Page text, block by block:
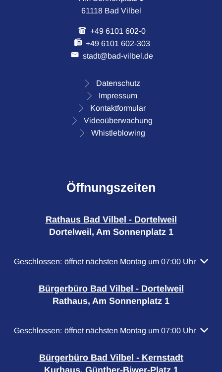
61118 Bad Vilbel
+49 6101 602-0
+49 6101 602-303
stadt@bad-vilbel.de
Datenschutz
Impressum
Kontaktformular
Videoüberwachung
Whistleblowing
Öffnungszeiten
Rathaus Bad Vilbel - Dortelweil
Dortelweil, Am Sonnenplatz 1
Klicken, um weitere Öffnungs- oder Schließzeiten
Geschlossen: öffnet nächsten Montag um 07:00 Uhr
Bürgerbüro Bad Vilbel - Dortelweil
Rathaus, Am Sonnenplatz 1
Klicken, um weitere Öffnungs- oder Schließzeiten
Geschlossen: öffnet nächsten Montag um 07:00 Uhr
Bürgerbüro Bad Vilbel - Kernstadt
Kurhaus, Günther-Biwer-Platz 1